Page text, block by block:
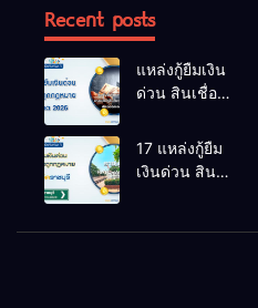
Recent posts
แหล่งกู้ยืมเงิน
ด่วน สินเชื่อ
อัปเดต 2026
17 แหล่งกู้ยืม
เงินด่วน สิน